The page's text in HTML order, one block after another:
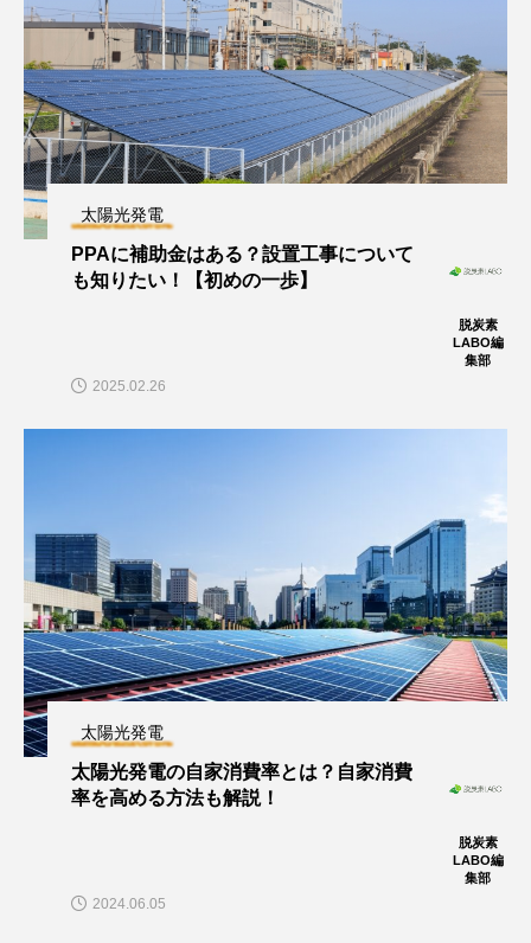
太陽光発電
PPAに補助金はある？設置工事について
も知りたい！【初めの一歩】
脱炭素
LABO編
集部
2025.02.26
太陽光発電
太陽光発電の自家消費率とは？自家消費
率を高める方法も解説！
脱炭素
LABO編
集部
2024.06.05